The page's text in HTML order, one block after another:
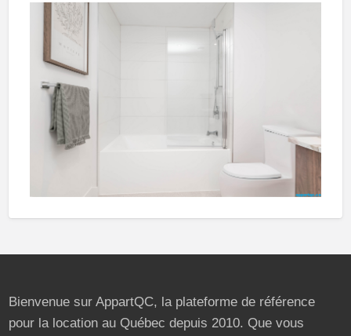
Bienvenue sur AppartQC, la plateforme de référence
pour la location au Québec depuis 2010. Que vous